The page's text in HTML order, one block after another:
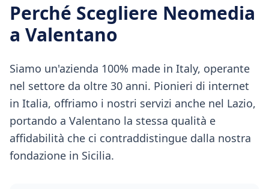
Perché Scegliere Neomedia
a Valentano
Siamo un'azienda 100% made in Italy, operante
nel settore da oltre 30 anni. Pionieri di internet
in Italia, offriamo i nostri servizi anche nel Lazio,
portando a Valentano la stessa qualità e
affidabilità che ci contraddistingue dalla nostra
fondazione in Sicilia.